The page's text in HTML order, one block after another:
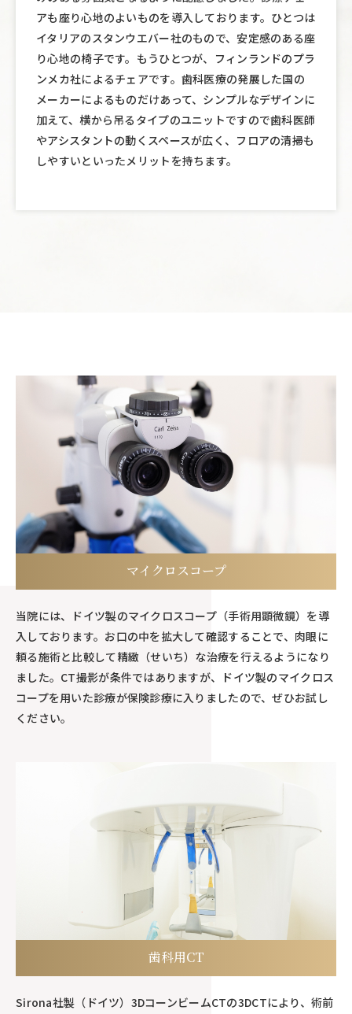
アも座り心地のよいものを導入しております。ひとつは
イタリアのスタンウエバー社のもので、安定感のある座
り心地の椅子です。もうひとつが、フィンランドのプラ
ンメカ社によるチェアです。歯科医療の発展した国の
メーカーによるものだけあって、シンプルなデザインに
加えて、横から吊るタイプのユニットですので歯科医師
やアシスタントの動くスペースが広く、フロアの清掃も
しやすいといったメリットを持ちます。
マイクロスコープ
当院には、ドイツ製のマイクロスコープ（手術用顕微鏡）を導
入しております。お口の中を拡大して確認することで、肉眼に
頼る施術と比較して精緻（せいち）な治療を行えるようになり
ました。CT撮影が条件ではありますが、ドイツ製のマイクロス
コープを用いた診療が保険診療に入りましたので、ぜひお試し
ください。
歯科用CT
Sirona社製（ドイツ）3DコーンビームCTの3DCTにより、術前